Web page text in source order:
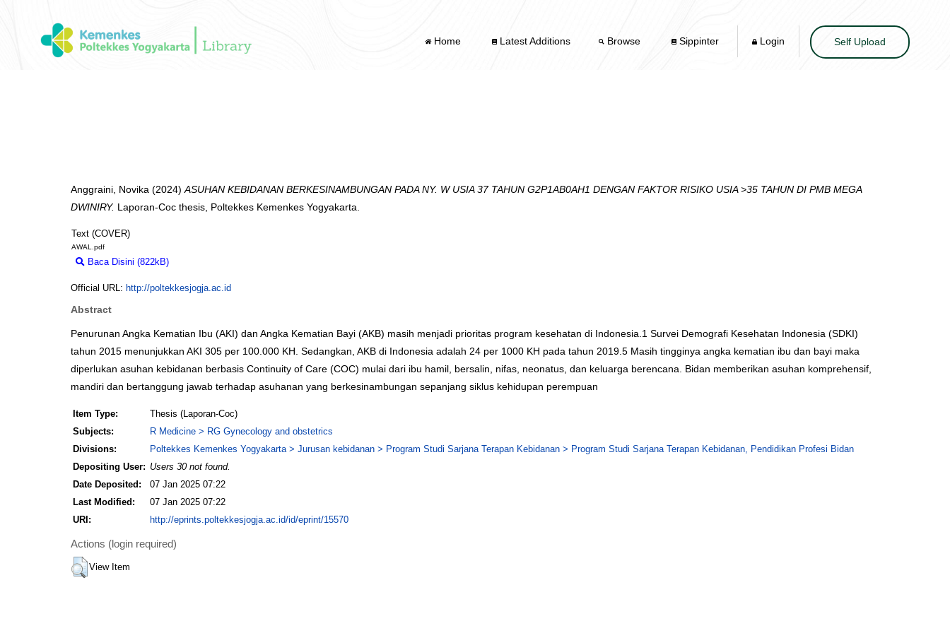
Home Latest Additions Browse Sippinter Login Self Upload
Anggraini, Novika (2024)ASUHAN KEBIDANAN BERKESINAMBUNGAN PADA NY. W USIA 37 TAHUN G2P1AB0AH1 DENGAN FAKTOR RISIKO USIA >35 TAHUN DI PMB MEGA
DWINIRY. Laporan-Coc thesis, Poltekkes Kemenkes Yogyakarta.
Text (COVER)
AWAL.pdf
Baca Disini (822kB)
Official URL: http://poltekkesjogja.ac.id
Abstract
Penurunan Angka Kematian Ibu (AKI) dan Angka Kematian Bayi (AKB) masih menjadi prioritas program kesehatan di Indonesia.1 Survei Demografi Kesehatan Indonesia (SDKI)
tahun 2015 menunjukkan AKI 305 per 100.000 KH. Sedangkan, AKB di Indonesia adalah 24 per 1000 KH pada tahun 2019.5 Masih tingginya angka kematian ibu dan bayi maka
diperlukan asuhan kebidanan berbasis Continuity of Care (COC) mulai dari ibu hamil, bersalin, nifas, neonatus, dan keluarga berencana. Bidan memberikan asuhan komprehensif,
mandiri dan bertanggung jawab terhadap asuhanan yang berkesinambungan sepanjang siklus kehidupan perempuan
Item Type:
Thesis (Laporan-Coc)
Subjects:
R Medicine > RG Gynecology and obstetrics
Divisions:
Poltekkes Kemenkes Yogyakarta > Jurusan kebidanan > Program Studi Sarjana Terapan Kebidanan > Program Studi Sarjana Terapan Kebidanan, Pendidikan Profesi Bidan
Depositing User: Users 30 not found.
Date Deposited:
07 Jan 2025 07:22
Last Modified:
07 Jan 2025 07:22
URI:
http://eprints.poltekkesjogja.ac.id/id/eprint/15570
Actions (login required)
View Item